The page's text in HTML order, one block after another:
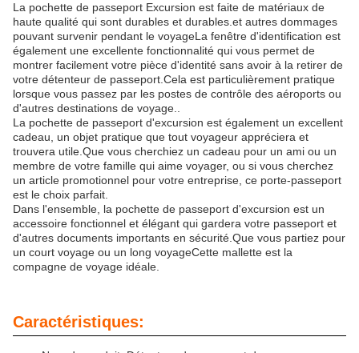
La pochette de passeport Excursion est faite de matériaux de
haute qualité qui sont durables et durables.et autres dommages
pouvant survenir pendant le voyageLa fenêtre d'identification est
également une excellente fonctionnalité qui vous permet de
montrer facilement votre pièce d'identité sans avoir à la retirer de
votre détenteur de passeport.Cela est particulièrement pratique
lorsque vous passez par les postes de contrôle des aéroports ou
d'autres destinations de voyage..
La pochette de passeport d'excursion est également un excellent
cadeau, un objet pratique que tout voyageur appréciera et
trouvera utile.Que vous cherchiez un cadeau pour un ami ou un
membre de votre famille qui aime voyager, ou si vous cherchez
un article promotionnel pour votre entreprise, ce porte-passeport
est le choix parfait.
Dans l'ensemble, la pochette de passeport d'excursion est un
accessoire fonctionnel et élégant qui gardera votre passeport et
d'autres documents importants en sécurité.Que vous partiez pour
un court voyage ou un long voyageCette mallette est la
compagne de voyage idéale.
Caractéristiques: